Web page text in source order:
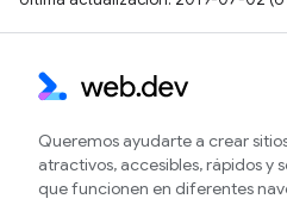
Queremos ayudarte a crear
atractivos, accesibles, rápidos y
que funcionen en diferentes